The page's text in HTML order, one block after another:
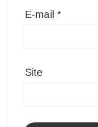
E-mail*
Site